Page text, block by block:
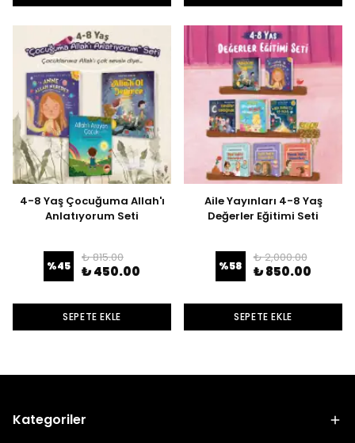
4-8 Yaş Çocuğuma Allah'ı
Anlatıyorum Seti
%45
₺ 815.00
₺ 450.00
SEPETE EKLE
Aile Yayınları 4-8 Yaş
Değerler Eğitimi Seti
%58
₺ 2,000.00
₺ 850.00
SEPETE EKLE
Kategoriler